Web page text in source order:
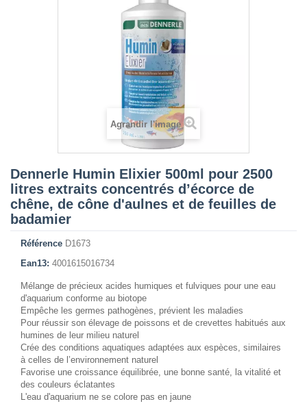
Agrandir l'image
Dennerle Humin Elixier 500ml pour 2500
litres extraits concentrés d’écorce de
chêne, de cône d'aulnes et de feuilles de
badamier
Référence D1673
Ean13: 4001615016734
Mélange de précieux acides humiques et fulviques pour une eau
d'aquarium conforme au biotope
Empêche les germes pathogènes, prévient les maladies
Pour réussir son élevage de poissons et de crevettes habitués aux
humines de leur milieu naturel
Crée des conditions aquatiques adaptées aux espèces, similaires
à celles de l’environnement naturel
Favorise une croissance équilibrée, une bonne santé, la vitalité et
des couleurs éclatantes
L'eau d'aquarium ne se colore pas en jaune